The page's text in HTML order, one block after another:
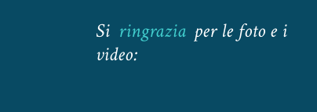
Si ringrazia per le foto e i
video: